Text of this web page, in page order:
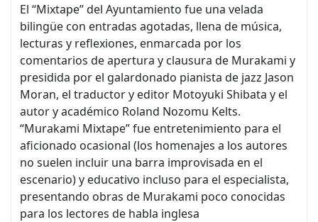
El “Mixtape” del Ayuntamiento fue una velada
bilingüe con entradas agotadas, llena de música,
lecturas y reflexiones, enmarcada por los
comentarios de apertura y clausura de Murakami y
presidida por el galardonado pianista de jazz Jason
Moran, el traductor y editor Motoyuki Shibata y el
autor y académico Roland Nozomu Kelts.
“Murakami Mixtape” fue entretenimiento para el
aficionado ocasional (los homenajes a los autores
no suelen incluir una barra improvisada en el
escenario) y educativo incluso para el especialista,
presentando obras de Murakami poco conocidas
para los lectores de habla inglesa